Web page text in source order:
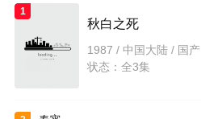
1
秋白之死
1987 / 中国大陆 / 国产
状态：全3集